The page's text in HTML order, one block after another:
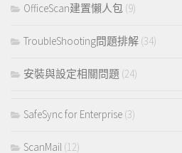
OfficeScan建置懶人包 (9)
TroubleShooting問題排解 (34)
安裝與設定相關問題 (24)
SafeSync for Enterprise (3)
ScanMail (12)